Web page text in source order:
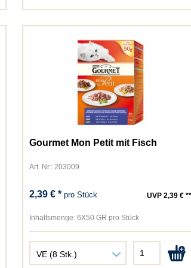
Gourmet Mon Petit mit Fisch
Art. Nr.: 203009
2,39 € *pro Stück UVP 2,39 € **
Inhaltsmenge: 6X50 GR pro Stück